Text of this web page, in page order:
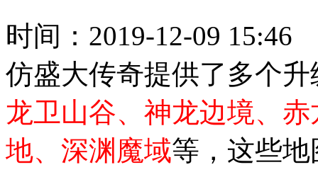
时间： 2019-12-09 15:46
仿盛大传奇提供了多个
龙卫山谷、神龙边境、
地、深渊魔域等，这些